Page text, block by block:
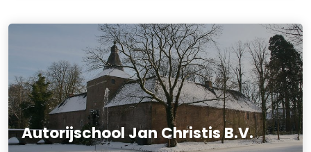
Autorijschool Jan Christis B.V.